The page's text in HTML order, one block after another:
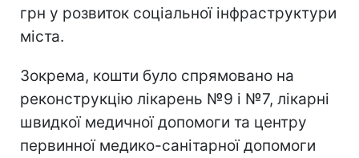
грн у розвиток соціальної інфраструктури
міста.
Зокрема, кошти було спрямовано на
реконструкцію лікарень №9 і №7, лікарні
швидкої медичної допомоги та центру
первинної медико-санітарної допомоги